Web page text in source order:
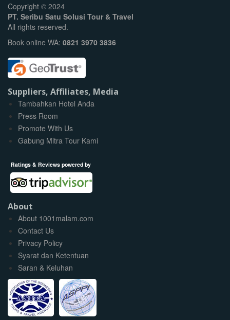
Copyright © 2024
PT. Seribu Satu Solusi Tour & Travel
All rights reserved.
Book online WA: 0821 3970 3836
Suppliers, Affiliates, Media
Tambahkan Hotel Anda
Press Room
Promote With Us
Gabung Mitra Tour Kami
Ratings & Reviews powered by
About
About 1001malam.com
Contact Us
Privacy Policy
Syarat dan Ketentuan
Saran & Keluhan